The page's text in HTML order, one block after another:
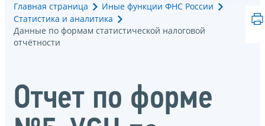
Главная страница
Иные функции ФНС России
Статистика и аналитика
Данные по формам статистической налоговой
отчётности
Отчет по форме